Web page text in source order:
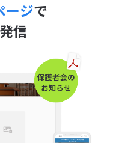
ージで
信